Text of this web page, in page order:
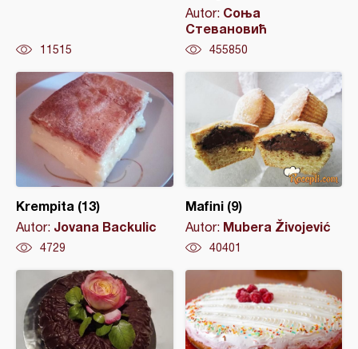
11515
Autor: Соња
Стевановић
455850
Krempita (13)
Autor: Jovana Backulic
4729
Mafini (9)
Autor: Mubera Živojević
40401